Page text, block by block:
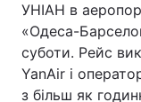
УНІАН в
«Одеса-
суботи. Рейс
YanAir і
з більш як